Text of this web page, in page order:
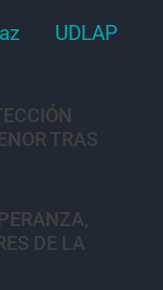
UDLAP
TRAS
DE LA